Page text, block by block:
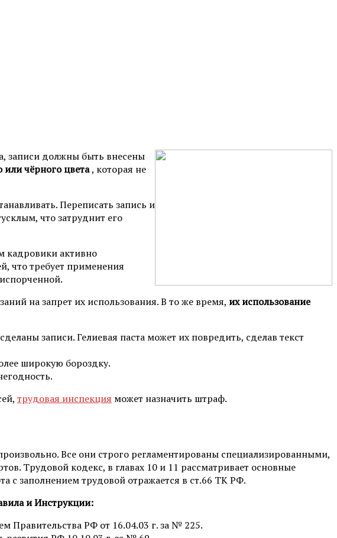
записи должны быть внесены
или чёрного цвета, которая не
Переписать запись и
что затруднит его
кадровики активно
что требует применения
на запрет их использования. В то же время, их использование
записи. Гелиевая паста может их повредить, сделав текст
широкую бороздку.
трудовая инспекция может назначить штраф.
Все они строго регламентированы специализированными,
Трудовой кодекс, в главах 10 и 11 рассматривает основные
с заполнением трудовой отражается в ст.66 ТК РФ.
и Инструкции:
Правительства РФ от 16.04.03 г. за № 225.